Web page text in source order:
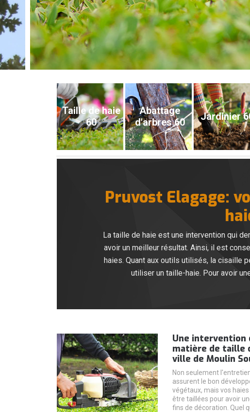
Taille de haie
60
Abattage
d'arbres 60
Jardinier
Pruvost Elagage:
La taille de haie est une intervention qui
avoir un meilleur résultat. Ainsi, il est
haies. Quant aux outils utilisés, la cisaille
utiliser un taille-haie. Pour avoir
Une intervention
matière de taille
ville de Moulin
Non seulement
assurent le bon
végétaux, mais vos
être taillées pour avoir
fins de décoration. Quel